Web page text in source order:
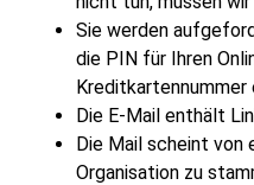
Sie werden
die PIN für Ihren
Kreditkartennummer
Die E-Mail enthält
Die Mail scheint von
Organisation zu